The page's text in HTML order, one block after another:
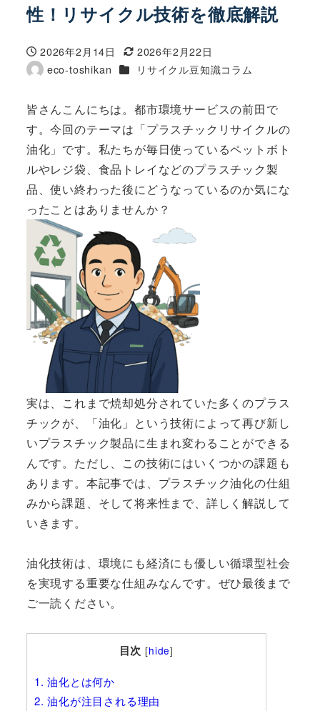
性！リサイクル技術を徹底解説
投稿日
2026年2月14日
更新日
2026年2月22日
著
eco-toshikan カテゴリー
リサイクル豆知識コラム
皆さんこんにちは。都市環境サービスの前田で
す。今回のテーマは「プラスチックリサイクルの
油化」です。私たちが毎日使っているペットボト
ルやレジ袋、食品トレイなどのプラスチック製
品、使い終わった後にどうなっているのか気にな
ったことはありませんか？
実は、これまで焼却処分されていた多くのプラス
チックが、「油化」という技術によって再び新し
いプラスチック製品に生まれ変わることができる
んです。ただし、この技術にはいくつかの課題も
あります。本記事では、プラスチック油化の仕組
みから課題、そして将来性まで、詳しく解説して
いきます。
油化技術は、環境にも経済にも優しい循環型社会
を実現する重要な仕組みなんです。ぜひ最後まで
ご一読ください。
目次 [hide]
1. 油化とは何か
2. 油化が注目される理由